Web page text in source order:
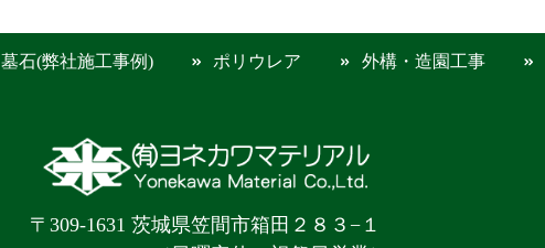
墓石(弊社施工事例) ポリウレア 外構・造園工事
〒309-1631 茨城県笠間市箱田２８３−１